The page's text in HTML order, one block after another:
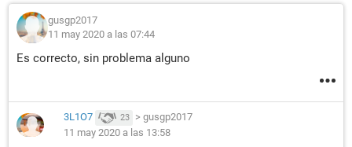
gusgp2017
11 may 2020 a las 07:44
Es correcto, sin problema alguno
3L1O7 23 > gusgp2017
11 may 2020 a las 13:58